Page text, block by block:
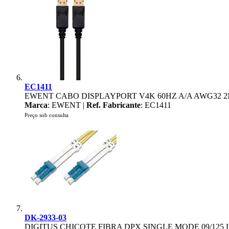
EC1411
EWENT CABO DISPLAYPORT V4K 60HZ A/A AWG32
Marca: EWENT | Ref. Fabricante: EC1411
Preço sob consulta
DK-2933-03
DIGITUS CHICOTE FIBRA DPX SINGLE MODE 09/125